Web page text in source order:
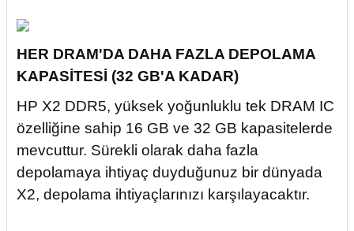
HER DRAM'DA DAHA FAZLA DEPOLAMA
KAPASİTESİ (32 GB'A KADAR)
HP X2 DDR5, yüksek yoğunluklu tek DRAM IC
özelliğine sahip 16 GB ve 32 GB kapasitelerde
mevcuttur. Sürekli olarak daha fazla
depolamaya ihtiyaç duyduğunuz bir dünyada
X2, depolama ihtiyaçlarınızı karşılayacaktır.